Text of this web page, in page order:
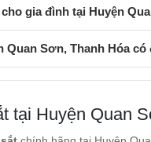
gia đình tại Huyện
Quan Sơn, Thanh Hóa
tại Huyện Quan